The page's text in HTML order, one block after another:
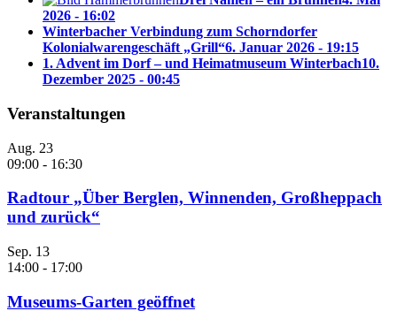
2026 - 16:02
Winterbacher Verbindung zum Schorndorfer
Kolonialwarengeschäft „Grill“6. Januar 2026 - 19:15
1. Advent im Dorf – und Heimatmuseum Winterbach10.
Dezember 2025 - 00:45
Veranstaltungen
Aug. 23
09:00 - 16:30
Radtour „Über Berglen, Winnenden, Großheppach
und zurück“
Sep. 13
14:00 - 17:00
Museums-Garten geöffnet